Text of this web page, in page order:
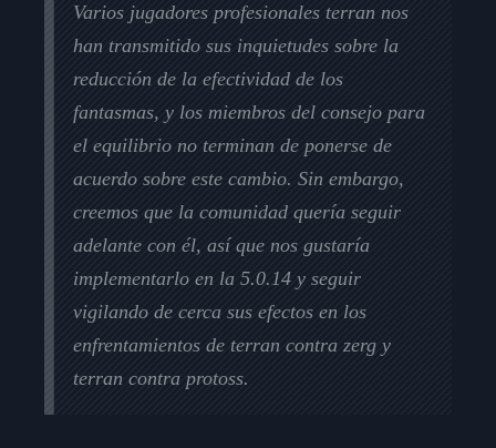
Varios jugadores profesionales terran nos
han transmitido sus inquietudes sobre la
reducción de la efectividad de los
fantasmas, y los miembros del consejo para
el equilibrio no terminan de ponerse de
acuerdo sobre este cambio. Sin embargo,
creemos que la comunidad quería seguir
adelante con él, así que nos gustaría
implementarlo en la 5.0.14 y seguir
vigilando de cerca sus efectos en los
enfrentamientos de terran contra zerg y
terran contra protoss.